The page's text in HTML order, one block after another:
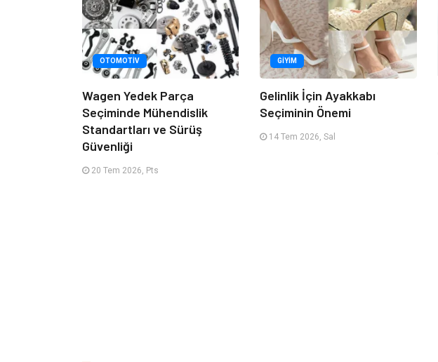
OTOMOTIV
Wagen Yedek Parça
Seçiminde Mühendislik
Standartları ve Sürüş
Güvenliği
20 Tem 2026, Pts
GIYIM
Gelinlik İçin Ayakkabı
Seçiminin Önemi
14 Tem 2026, Sal